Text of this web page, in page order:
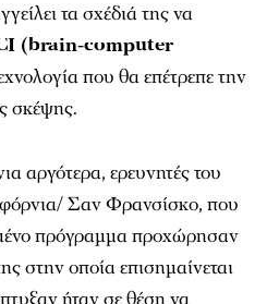
τα σχέδιά της να
(brain-computer
που θα επέτρεπε την
σκέψης.
αργότερα, ερευνητές του
Σαν Φρανσίσκο, που
πρόγραμμα προχώρησαν
στην οποία επισημαίνεται